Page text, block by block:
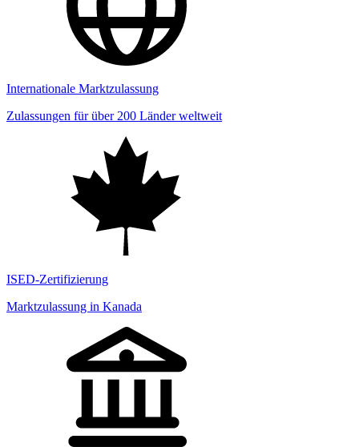
Internationale Marktzulassung
Zulassungen für über 200 Länder weltweit
ISED-Zertifizierung
Marktzulassung in Kanada